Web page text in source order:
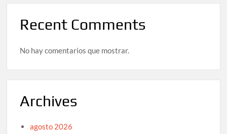
Recent Comments
No hay comentarios que mostrar.
Archives
agosto 2026